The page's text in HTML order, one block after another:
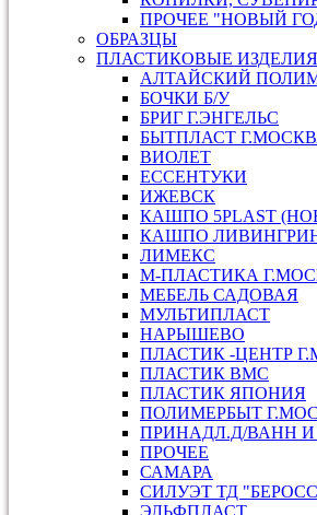
ПРОЧЕЕ "НОВЫЙ
ОБРАЗЦЫ
ПЛАСТИКОВЫЕ
АЛТАЙСКИЙ
БОЧКИ Б/У
БРИГ Г.ЭНГЕЛЬС
БЫТПЛАСТ
ВИОЛЕТ
ЕССЕНТУКИ
ИЖЕВСК
КАШПО 5PLAST
КАШПО
ЛИМЕКС
М-ПЛАСТИКА
МЕБЕЛЬ САДОВАЯ
МУЛЬТИПЛАСТ
НАРЫШЕВО
ПЛАСТИК -ЦЕНТР
ПЛАСТИК ВМС
ПЛАСТИК ЯПОНИЯ
ПОЛИМЕРБЫТ
ПРИНАДЛ.Д/ВАНН И
ПРОЧЕЕ
САМАРА
СИЛУЭТ ТД
ЭЛЬФПЛАСТ